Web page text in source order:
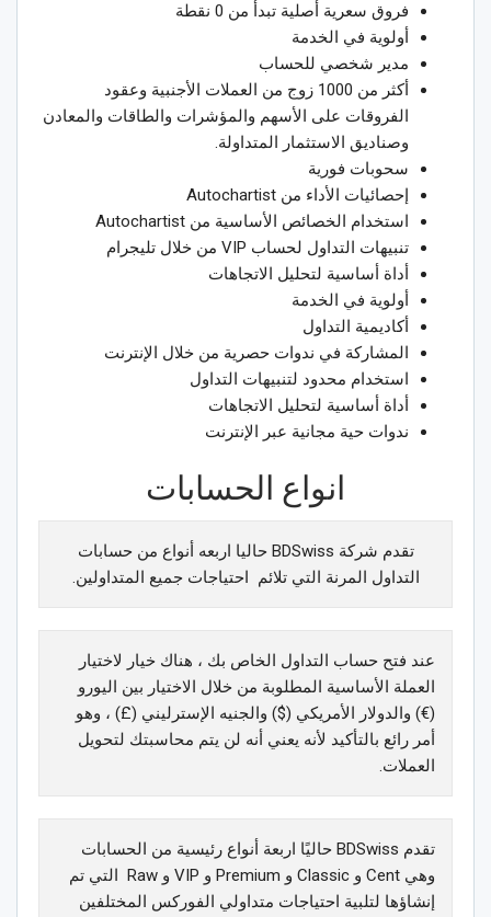
فروق سعرية أصلية تبدأ من 0 نقطة
أولوية في الخدمة
مدير شخصي للحساب
أكثر من 1000 زوج من العملات الأجنبية وعقود
الفروقات على الأسهم والمؤشرات والطاقات والمعادن
وصناديق الاستثمار المتداولة.
سحوبات فورية
إحصائيات الأداء من Autochartist
استخدام الخصائص الأساسية من Autochartist
تنبيهات التداول لحساب VIP من خلال تليجرام
أداة أساسية لتحليل الاتجاهات
أولوية في الخدمة
أكاديمية التداول
المشاركة في ندوات حصرية من خلال الإنترنت
استخدام محدود لتنبيهات التداول
أداة أساسية لتحليل الاتجاهات
ندوات حية مجانية عبر الإنترنت
انواع الحسابات
تقدم شركة BDSwiss حاليا اربعه أنواع من حسابات
التداول المرنة التي تلائم احتياجات جميع المتداولين.
عند فتح حساب التداول الخاص بك ، هناك خيار لاختيار
العملة الأساسية المطلوبة من خلال الاختيار بين اليورو
(€) والدولار الأمريكي ($) والجنيه الإسترليني (£) ، وهو
أمر رائع بالتأكيد لأنه يعني أنه لن يتم محاسبتك لتحويل
العملات.
تقدم BDSwiss حاليًا اربعة أنواع رئيسية من الحسابات
وهي Cent و Classic و Premium و VIP و Raw التي تم
إنشاؤها لتلبية احتياجات متداولي الفوركس المختلفين